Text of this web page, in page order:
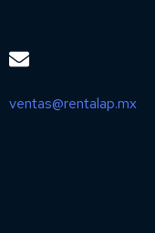
ventas@rentalap.mx